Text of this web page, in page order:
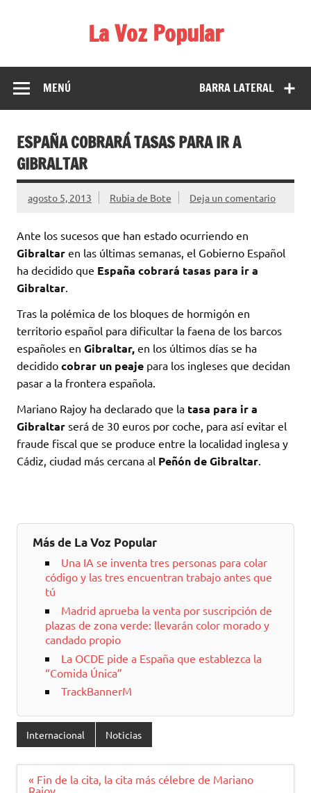
La Voz Popular
para reírse de las verdaderas.
BARRA LATERAL
MENÚ
ESPAÑA COBRARÁ TASAS PARA IR A
GIBRALTAR
agosto 5, 2013 Rubia de Bote Deja un comentario
Ante los sucesos que han estado ocurriendo en
Gibraltar en las últimas semanas, el Gobierno Español
ha decidido que España cobrará tasas para ir a
Gibraltar.
Tras la polémica de los bloques de hormigón en
territorio español para dificultar la faena de los barcos
españoles en Gibraltar, en los últimos días se ha
decidido cobrar un peaje para los ingleses que decidan
pasar a la frontera española.
Mariano Rajoy ha declarado que la tasa para ir a
Gibraltar será de 30 euros por coche, para así evitar el
fraude fiscal que se produce entre la localidad inglesa y
Cádiz, ciudad más cercana al Peñón de Gibraltar.
Más de La Voz Popular
Una IA se inventa tres personas para colar
código y las tres encuentran trabajo antes que
tú
Madrid aprueba la venta por suscripción de
plazas de zona verde: llevarán color morado y
candado propio
La OCDE pide a España que establezca la
“Comida Única”
TrackBannerM
Internacional Noticias
Navegación
de
« Fin de la cita, la cita más célebre de Mariano